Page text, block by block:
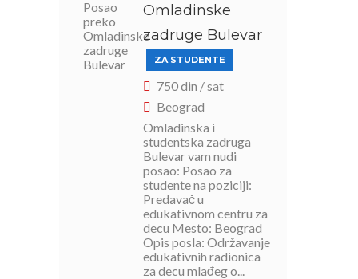
Omladinske
zadruge Bulevar
ZA STUDENTE
750 din / sat
Beograd
Omladinska i
studentska zadruga
Bulevar vam nudi
posao: Posao za
studente na poziciji:
Predavač u
edukativnom centru za
decu Mesto: Beograd
Opis posla: Održavanje
edukativnih radionica
za decu mlađeg o...